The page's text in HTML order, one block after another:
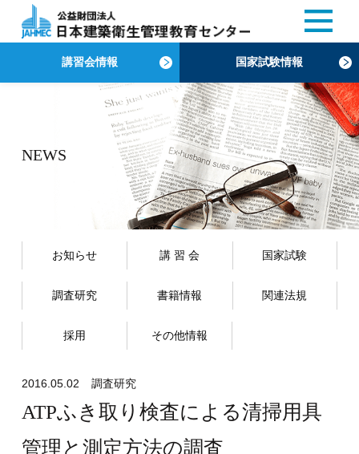
講習会情報 国家試験情報
NEWS
お知らせ 講 習 会 国家試験
調査研究 書籍情報 関連法規
採用 その他情報
2016.05.02 調査研究
ATPふき取り検査による清掃用具
管理と測定方法の調査